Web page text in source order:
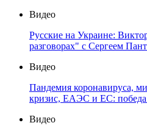
Видео
Русские на Украине:
разговорах" с Сергеем
Видео
Пандемия коронавируса,
кризис, ЕАЭС и ЕС: победа
Видео